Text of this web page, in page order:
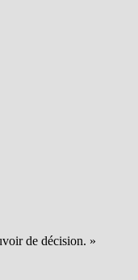
de décision. »